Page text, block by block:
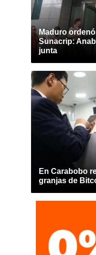
Maduro
Sunacrip:
junta
En Carabobo
granjas de